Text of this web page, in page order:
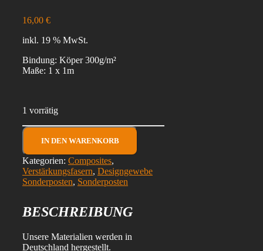
16,00 €
inkl. 19 % MwSt.
Bindung: Köper 300g/m²
Maße: 1 x 1m
1 vorrätig
(D29)
Designgewebe
Köper
300g/m²
mit
bronze
1m²
IN DEN WARENKORB
Kategorien: Composites,
Verstärkungsfasern, Designgewebe
Sonderposten, Sonderposten
BESCHREIBUNG
Unsere Materialien werden in
Deutschland hergestellt.